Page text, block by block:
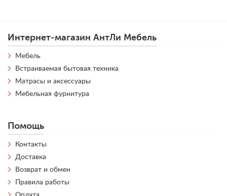
Интернет-магазин АнтЛи Мебель
Мебель
Встраиваемая бытовая техника
Матрасы и аксессуары
Мебельная фурнитура
Помощь
Контакты
Доставка
Возврат и обмен
Правила работы